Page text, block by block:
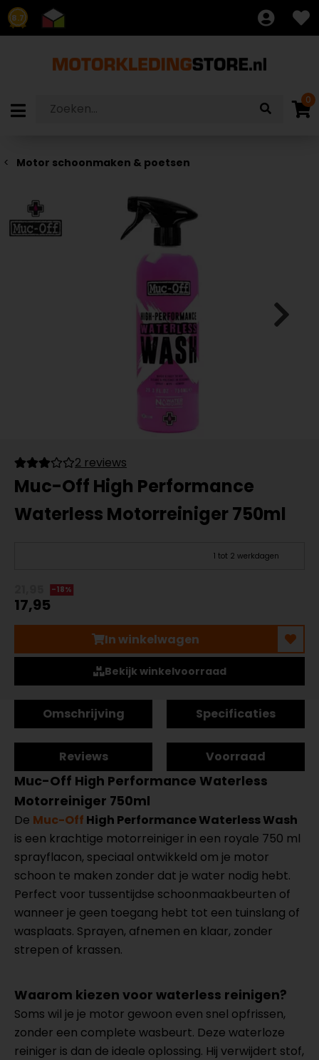
8.7
0
Motor schoonmaken & poetsen
2 reviews
Muc-Off High Performance
Waterless Motorreiniger 750ml
1 tot 2 werkdagen
-18%
17,95
In winkelwagen
Bekijk winkelvoorraad
Omschrijving Specificaties
Reviews Voorraad
Muc-Off High Performance Waterless
Motorreiniger 750ml
De Muc-Off High Performance Waterless Wash
is een krachtige motorreiniger in een royale 750 ml
sprayflacon, speciaal ontwikkeld om je motor
schoon te maken zonder dat je water nodig hebt.
Perfect voor tussentijdse schoonmaakbeurten of
wanneer je geen toegang hebt tot een tuinslang of
wasplaats. Sprayen, afnemen en klaar, zonder
strepen of krassen.
Waarom kiezen voor waterless reinigen?
Soms wil je je motor gewoon even snel opfrissen,
zonder een complete wasbeurt. Deze waterloze
reiniger is dan de ideale oplossing. Hij verwijdert stof,